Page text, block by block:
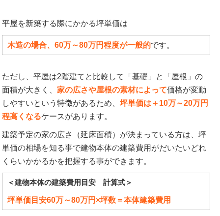
平屋を新築する際にかかる坪単価は
木造の場合、60万～80万円程度が一般的です。
ただし、平屋は2階建てと比較して「基礎」と「屋根」の
面積が大きく、 家の広さや屋根の素材によって価格が変動
しやすいという特徴があるため、 坪単価は＋10万～20万円
程高くなるケースがあります。
建築予定の家の広さ（延床面積）が決まっている方は、坪
単価の相場を知る事で建物本体の建築費用がだいたいどれ
くらいかかるかを把握する事ができます。
＜建物本体の建築費用目安 計算式＞
坪単価目安60万～80万円×坪数＝本体建築費用